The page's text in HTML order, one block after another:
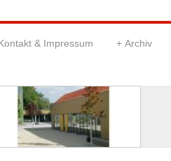
& Impressum Archiv